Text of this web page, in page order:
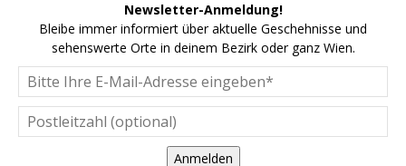
Newsletter-Anmeldung!
Bleibe immer informiert über aktuelle Geschehnisse und
sehenswerte Orte in deinem Bezirk oder ganz Wien.
Anmelden